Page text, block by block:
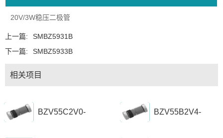
20V/3W稳压二极管
上一篇:
SMBZ5931B
下一篇:
SMBZ5933B
相关项目
BZV55C2V0- BZV55B2V4-